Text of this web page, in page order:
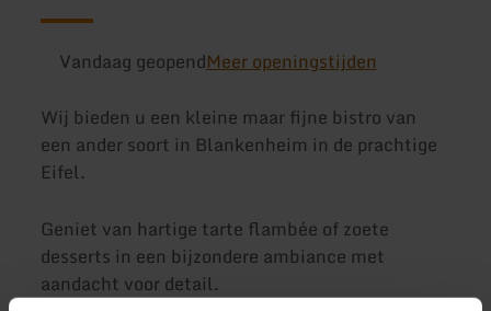
Vandaag geopendMeer openingstijden
Wij bieden u een kleine maar fijne bistro van
een ander soort in Blankenheim in de prachtige
Eifel.
Geniet van hartige tarte flambée of zoete
desserts in een bijzondere ambiance met
aandacht voor detail.